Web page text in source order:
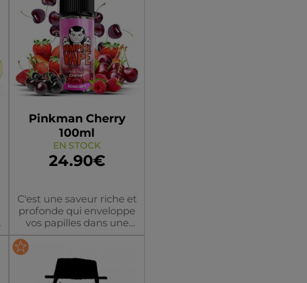
Pinkman Cherry
100ml
EN STOCK
24.90€
C'est une saveur riche et
profonde qui enveloppe
vos papilles dans une
étreinte veloutée de
cerise, rehaussée d'une
touche de magie de
baies. Cette saveur est